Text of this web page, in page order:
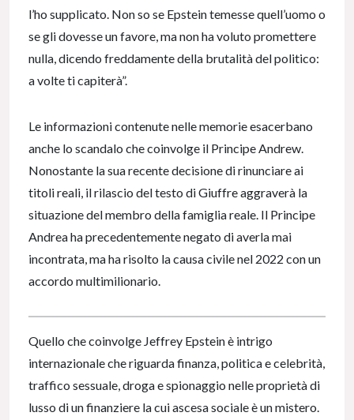
l’ho supplicato. Non so se Epstein temesse quell’uomo o
se gli dovesse un favore, ma non ha voluto promettere
nulla, dicendo freddamente della brutalità del politico:
a volte ti capiterà”.
Le informazioni contenute nelle memorie esacerbano
anche lo scandalo che coinvolge il Principe Andrew.
Nonostante la sua recente decisione di rinunciare ai
titoli reali, il rilascio del testo di Giuffre aggraverà la
situazione del membro della famiglia reale. Il Principe
Andrea ha precedentemente negato di averla mai
incontrata, ma ha risolto la causa civile nel 2022 con un
accordo multimilionario.
Quello che coinvolge Jeffrey Epstein è intrigo
internazionale che riguarda finanza, politica e celebrità,
traffico sessuale, droga e spionaggio nelle proprietà di
lusso di un finanziere la cui ascesa sociale è un mistero.